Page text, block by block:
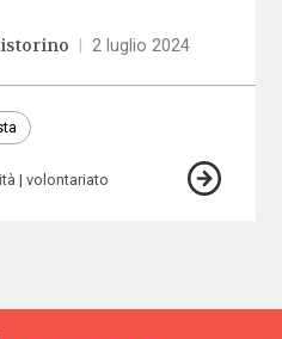
2 luglio 2024
volontariato